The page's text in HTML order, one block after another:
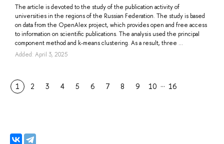
The article is devoted to the study of the publication activity of
universities in the regions of the Russian Federation. The study is based
on data from the OpenAlex project, which provides open and free access
to information on scientific publications. The analysis used the principal
component method and k-means clustering. As a result, three ...
Added: April 3, 2025
1 2 3 4 5 6 7 8 9 10 … 16